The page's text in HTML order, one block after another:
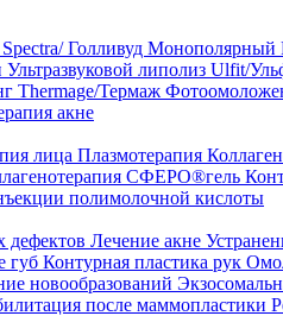
Голливуд Монополярный
Ультразвуковой липолиз Ulfit/
Thermage/Термаж
акне
лица Плазмотерапия
СФЕРО®гель
полимолочной кислоты
дефектов Лечение акне
губ Контурная пластика рук
новообразований
после маммопластики